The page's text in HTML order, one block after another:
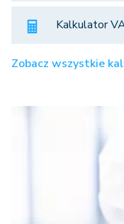
Kalkulator
Zobacz wszystkie